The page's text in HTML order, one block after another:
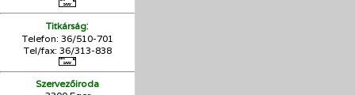
Titkárság:
Telefon: 36/510-701
Tel/fax: 36/313-838
Szervezőiroda